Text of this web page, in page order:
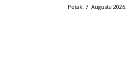
Petak, 7. Augusta 2026.